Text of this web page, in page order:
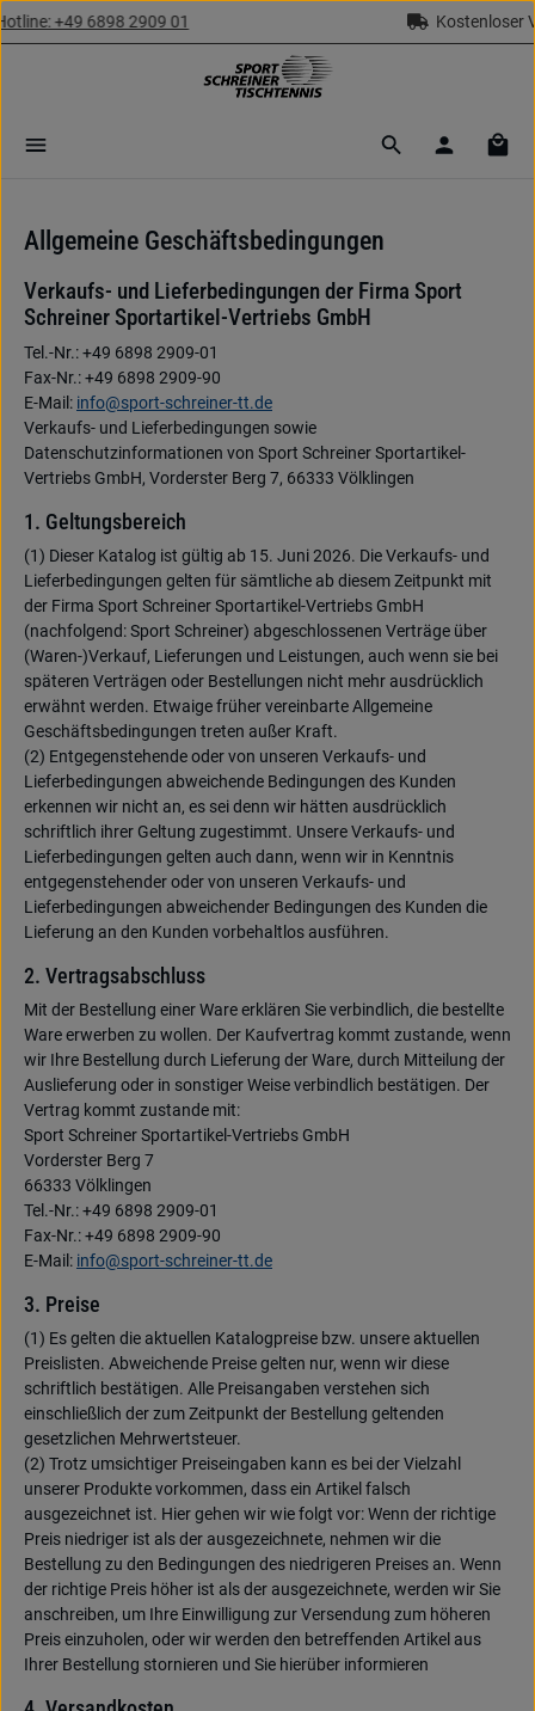
Zum Hauptinhalt springenKostenloser Versand ab 69,- € (Deutschland)
Allgemeine Geschäftsbedingungen
Verkaufs- und Lieferbedingungen der Firma Sport
Schreiner Sportartikel-Vertriebs GmbH
Tel.-Nr.: +49 6898 2909-01
Fax-Nr.: +49 6898 2909-90
E-Mail: info@sport-schreiner-tt.de
Verkaufs- und Lieferbedingungen sowie
Datenschutzinformationen von Sport Schreiner Sportartikel-
Vertriebs GmbH, Vorderster Berg 7, 66333 Völklingen
1. Geltungsbereich
(1) Dieser Katalog ist gültig ab 15. Juni 2026. Die Verkaufs- und
Lieferbedingungen gelten für sämtliche ab diesem Zeitpunkt mit
der Firma Sport Schreiner Sportartikel-Vertriebs GmbH
(nachfolgend: Sport Schreiner) abgeschlossenen Verträge über
(Waren-)Verkauf, Lieferungen und Leistungen, auch wenn sie bei
späteren Verträgen oder Bestellungen nicht mehr ausdrücklich
erwähnt werden. Etwaige früher vereinbarte Allgemeine
Geschäftsbedingungen treten außer Kraft.
(2) Entgegenstehende oder von unseren Verkaufs- und
Lieferbedingungen abweichende Bedingungen des Kunden
erkennen wir nicht an, es sei denn wir hätten ausdrücklich
schriftlich ihrer Geltung zugestimmt. Unsere Verkaufs- und
Lieferbedingungen gelten auch dann, wenn wir in Kenntnis
entgegenstehender oder von unseren Verkaufs- und
Lieferbedingungen abweichender Bedingungen des Kunden die
Lieferung an den Kunden vorbehaltlos ausführen.
2. Vertragsabschluss
Mit der Bestellung einer Ware erklären Sie verbindlich, die bestellte
Ware erwerben zu wollen. Der Kaufvertrag kommt zustande, wenn
wir Ihre Bestellung durch Lieferung der Ware, durch Mitteilung der
Auslieferung oder in sonstiger Weise verbindlich bestätigen. Der
Vertrag kommt zustande mit:
Sport Schreiner Sportartikel-Vertriebs GmbH
Vorderster Berg 7
66333 Völklingen
Tel.-Nr.: +49 6898 2909-01
Fax-Nr.: +49 6898 2909-90
E-Mail: info@sport-schreiner-tt.de
3. Preise
(1) Es gelten die aktuellen Katalogpreise bzw. unsere aktuellen
Preislisten. Abweichende Preise gelten nur, wenn wir diese
schriftlich bestätigen. Alle Preisangaben verstehen sich
einschließlich der zum Zeitpunkt der Bestellung geltenden
gesetzlichen Mehrwertsteuer.
(2) Trotz umsichtiger Preiseingaben kann es bei der Vielzahl
unserer Produkte vorkommen, dass ein Artikel falsch
ausgezeichnet ist. Hier gehen wir wie folgt vor: Wenn der richtige
Preis niedriger ist als der ausgezeichnete, nehmen wir die
Bestellung zu den Bedingungen des niedrigeren Preises an. Wenn
der richtige Preis höher ist als der ausgezeichnete, werden wir Sie
anschreiben, um Ihre Einwilligung zur Versendung zum höheren
Preis einzuholen, oder wir werden den betreffenden Artikel aus
Ihrer Bestellung stornieren und Sie hierüber informieren